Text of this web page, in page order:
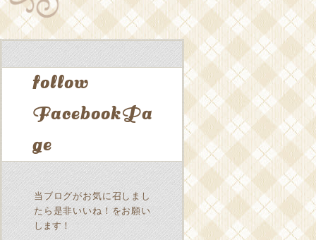
follow
FacebookPa
ge
当ブログがお気に召しまし
たら是非いいね！をお願い
します！